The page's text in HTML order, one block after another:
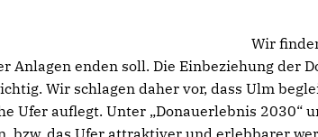
Wir
Anlagen enden soll. Die Einbeziehung der
Wir schlagen daher vor, dass Ulm
Ufer auflegt. Unter „Donauerlebnis 2030“
bzw. das Ufer attraktiver und erlebbarer